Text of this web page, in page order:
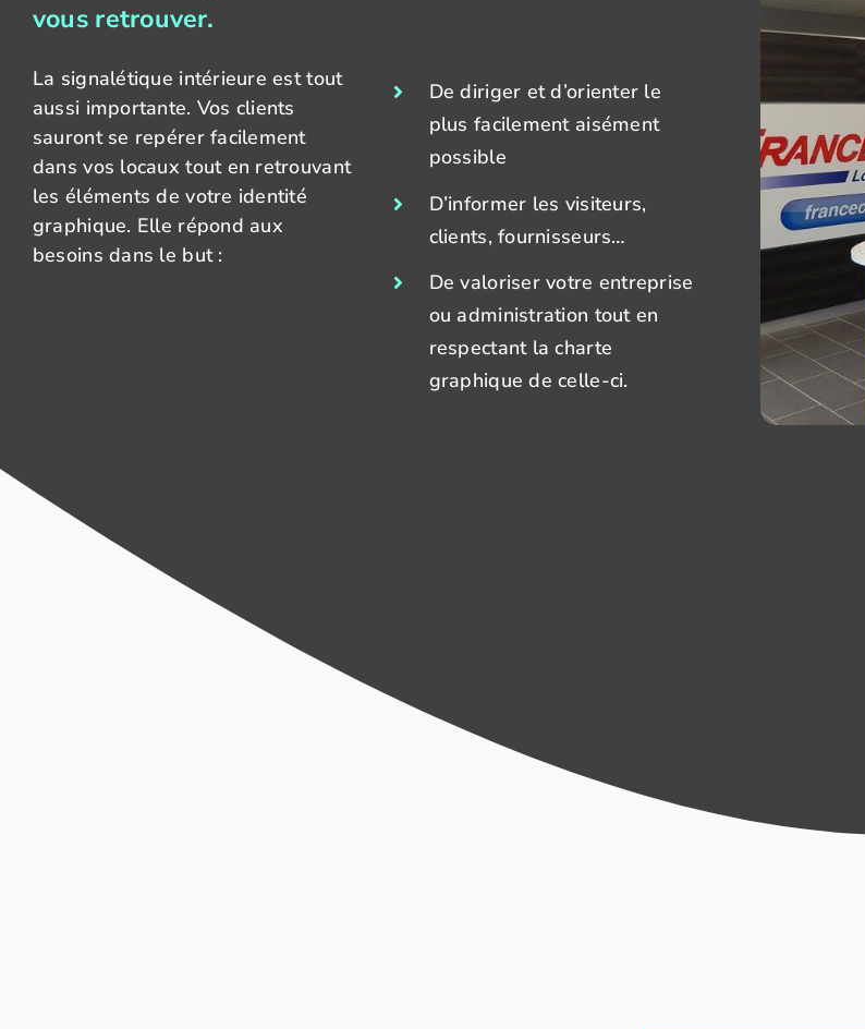
vous retrouver.
La signalétique intérieure est tout
aussi importante. Vos clients
sauront se repérer facilement
dans vos locaux tout en retrouvant
les éléments de votre identité
graphique. Elle répond aux
besoins dans le but :
De diriger et d’orienter le
plus facilement aisément
possible
D’informer les visiteurs,
clients, fournisseurs…
De valoriser votre entreprise
ou administration tout en
respectant la charte
graphique de celle-ci.